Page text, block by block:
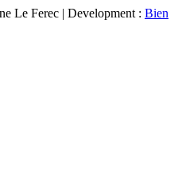
Le Ferec | Development : Bien